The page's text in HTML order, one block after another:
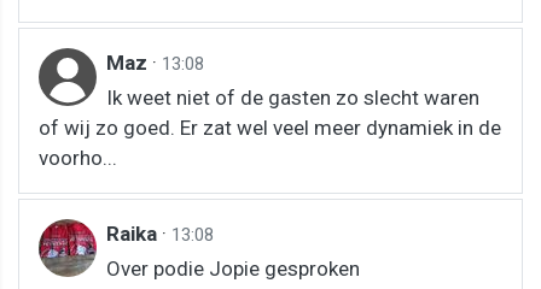
Maz · 13:08
Ik weet niet of de gasten zo slecht waren
of wij zo goed. Er zat wel veel meer dynamiek in de
voorho...
Raika · 13:08
Over podie Jopie gesproken